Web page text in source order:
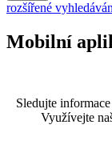
rozšířené
Mobilní
Sledujte
Využívejte